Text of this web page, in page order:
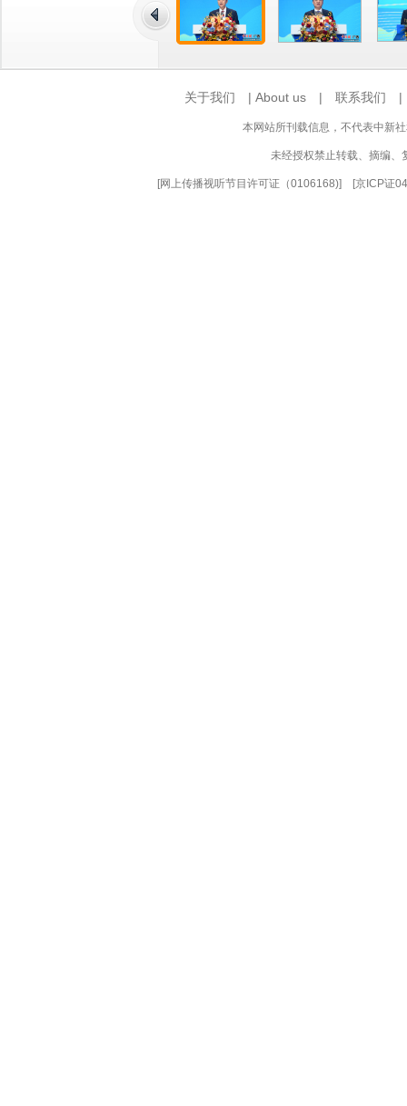
关于我们 | About us | 联系我们
本网站所刊载信息，不代表中新
未经授权禁止转载、摘编、
[网上传播视听节目许可证（0106168)] [京ICP证